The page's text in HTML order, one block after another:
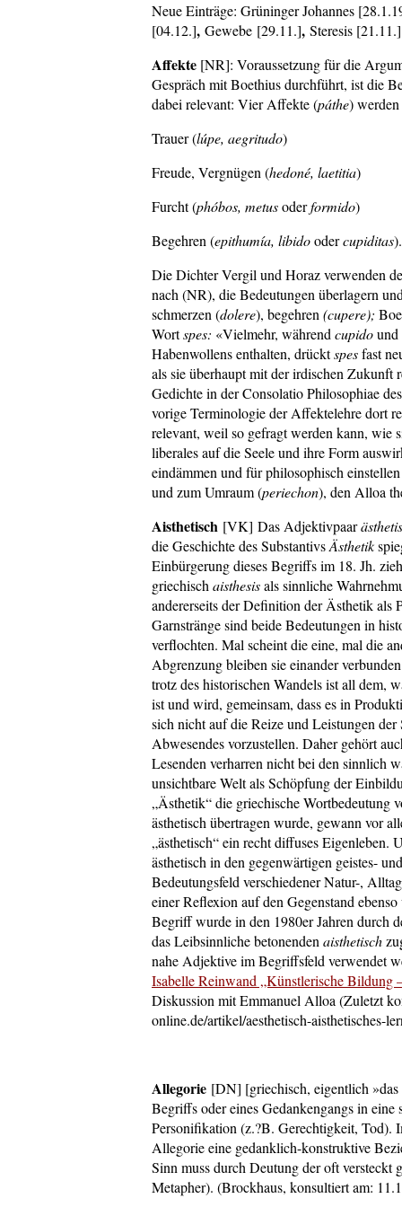
Neue Einträge: Grüninger Johannes
[04.12.], Gewebe [29.11.], Steresis
Affekte [NR]: Voraussetzung für die
Gespräch mit Boethius durchführt, ist die
dabei relevant: Vier Affekte (páthe)
Trauer (lúpe, aegritudo)
Freude, Vergnügen (hedoné, laetitia)
Furcht (phóbos, metusoderformido)
Begehren (epithumía, libidoodercupiditas).
Die Dichter Vergil und Horaz verwenden
nach (NR), die Bedeutungen überlagern
schmerzen (dolere), begehren (cupere);
Wortspes: «Vielmehr, während cupidound
Habenwollens enthalten, drücktspesfast
als sie überhaupt mit der irdischen Zukunft
Gedichte in der Consolatio Philosophiae
vorige Terminologie der Affektelehre dort
relevant, weil so gefragt werden kann, wie
liberales auf die Seele und ihre Form
eindämmen und für philosophisch
und zum Umraum (periechon), den Alloa
Aisthetisch [VK] Das Adjektivpaar
die Geschichte des SubstantivsÄsthetik
Einbürgerung dieses Begriffs im 18. Jh.
griechisch aisthesisals sinnliche
andererseits der Definition der Ästhetik
Garnstränge sind beide Bedeutungen in
verflochten. Mal scheint die eine, mal die
Abgrenzung bleiben sie einander
trotz des historischen Wandels ist all dem,
ist und wird, gemeinsam, dass es in
sich nicht auf die Reize und Leistungen
Abwesendes vorzustellen. Daher gehört
Lesenden verharren nicht bei den sinnlich
unsichtbare Welt als Schöpfung der
„Ästhetik“ die griechische Wortbedeu­tung
ästhetisch übertragen wurde, gewann vor
„ästhetisch“ ein recht diffuses Eigenleben.
ästhetisch in den gegenwärtigen geistes-­
Bedeutungsfeld verschiedener Natur­-,
einer Reflexion auf den Gegenstand
Begriff wurde in den 1980er Jahren durch
das Leibsinnliche betonenden aisthetisch
nahe Adjektive im Begriffsfeld verwendet
Isabelle Reinwand „Künstlerische
Diskussion mit Emmanuel Alloa (Zuletzt
online.de/artikel/aesthetisch-aisthetisches-
Allegorie [DN] [griechisch, eigentlich
Begriffs oder eines Gedankengangs in
Personifikation (z.?B. Gerechtigkeit, Tod).
Allegorie eine gedanklich-konstruktive
Sinn muss durch Deutung der oft versteckt
Metapher). (Brockhaus, konsultiert am: